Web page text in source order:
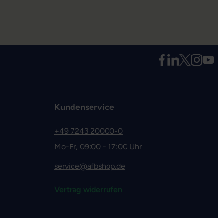
Kundenservice
+49 7243 20000-0
Mo-Fr, 09:00 - 17:00 Uhr
service@afbshop.de
Vertrag widerrufen